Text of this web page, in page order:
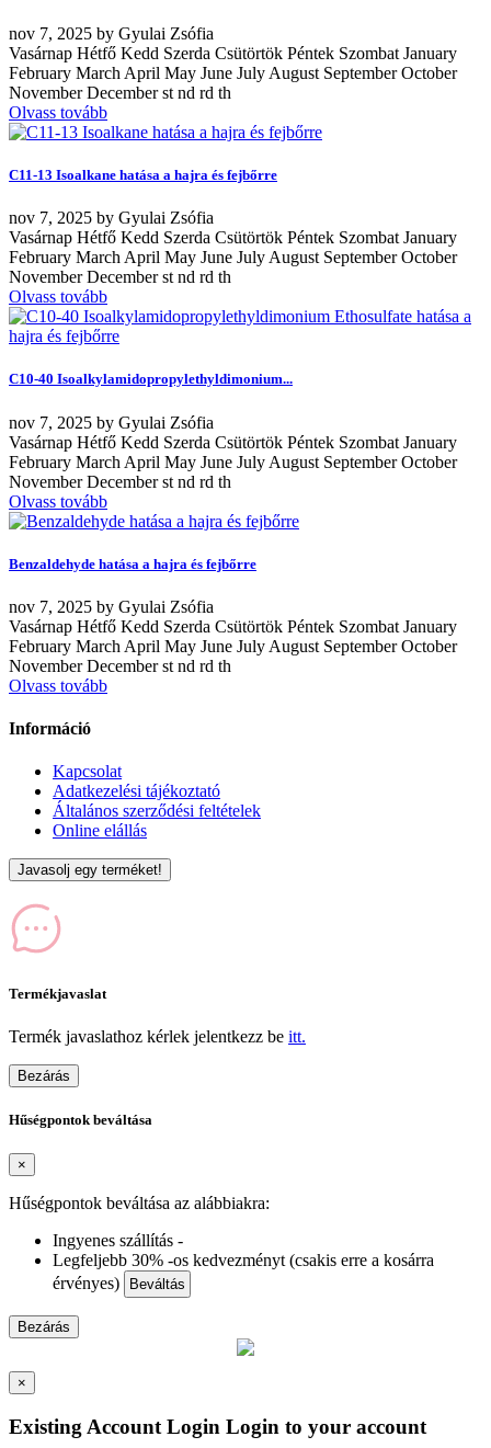
nov 7, 2025 by Gyulai Zsófia
Vasárnap Hétfő Kedd Szerda Csütörtök Péntek Szombat January
February March April May June July August September October
November December st nd rd th
Olvass tovább
C11-13 Isoalkane hatása a hajra és fejbőrre
nov 7, 2025 by Gyulai Zsófia
Vasárnap Hétfő Kedd Szerda Csütörtök Péntek Szombat January
February March April May June July August September October
November December st nd rd th
Olvass tovább
C10-40 Isoalkylamidopropylethyldimonium...
nov 7, 2025 by Gyulai Zsófia
Vasárnap Hétfő Kedd Szerda Csütörtök Péntek Szombat January
February March April May June July August September October
November December st nd rd th
Olvass tovább
Benzaldehyde hatása a hajra és fejbőrre
nov 7, 2025 by Gyulai Zsófia
Vasárnap Hétfő Kedd Szerda Csütörtök Péntek Szombat January
February March April May June July August September October
November December st nd rd th
Olvass tovább
Információ
Kapcsolat
Adatkezelési tájékoztató
Általános szerződési feltételek
Online elállás
Javasolj egy terméket!
Termékjavaslat
Termék javaslathoz kérlek jelentkezz be itt.
Bezárás
Hűségpontok beváltása
×
Hűségpontok beváltása az alábbiakra:
Ingyenes szállítás -
Legfeljebb 30% -os kedvezményt (csakis erre a kosárra
érvényes)
Beváltás
Bezárás
×
Existing Account Login Login to your account